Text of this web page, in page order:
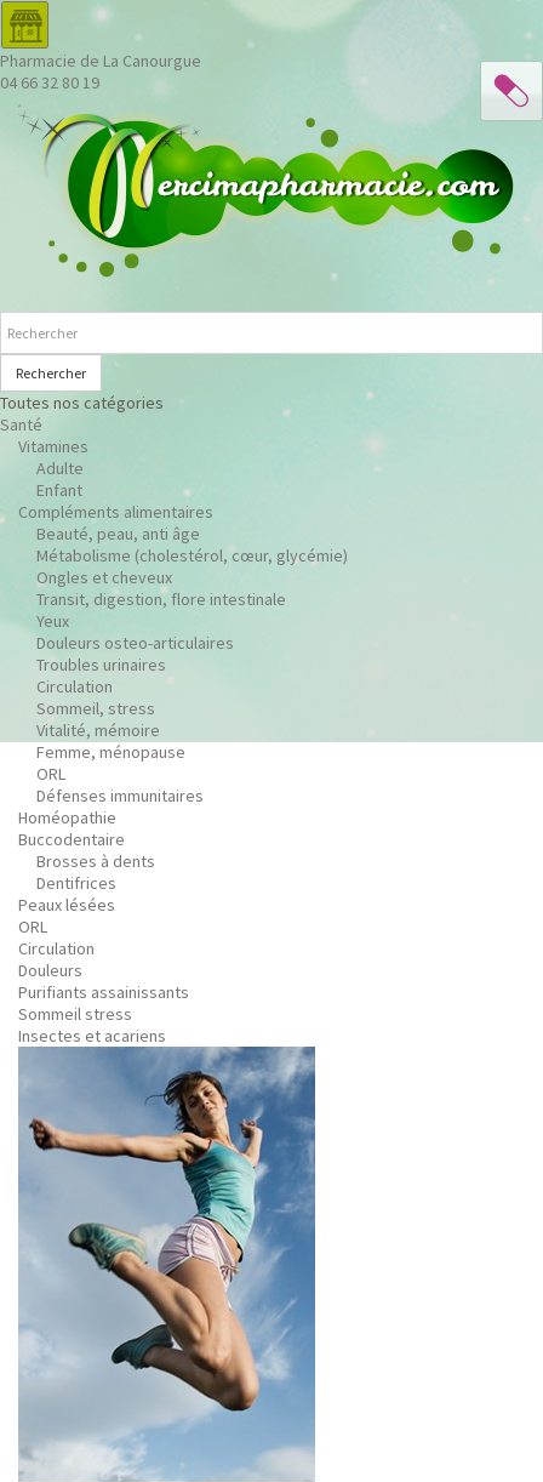
Pharmacie de La Canourgue
04 66 32 80 19
Rechercher
Toutes nos catégories
Santé
Vitamines
Adulte
Enfant
Compléments alimentaires
Beauté, peau, anti âge
Métabolisme (cholestérol, cœur, glycémie)
Ongles et cheveux
Transit, digestion, flore intestinale
Yeux
Douleurs osteo-articulaires
Troubles urinaires
Circulation
Sommeil, stress
Vitalité, mémoire
Femme, ménopause
ORL
Défenses immunitaires
Homéopathie
Buccodentaire
Brosses à dents
Dentifrices
Peaux lésées
ORL
Circulation
Douleurs
Purifiants assainissants
Sommeil stress
Insectes et acariens